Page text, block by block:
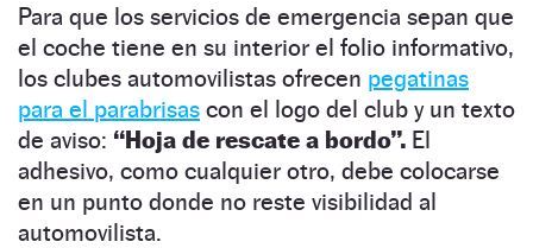
Para que los servicios de emergencia sepan que
el coche tiene en su interior el folio informativo,
los clubes automovilistas ofrecen pegatinas
para el parabrisas con el logo del club y un texto
de aviso: “Hoja de rescate a bordo”. El
adhesivo, como cualquier otro, debe colocarse
en un punto donde no reste visibilidad al
automovilista.